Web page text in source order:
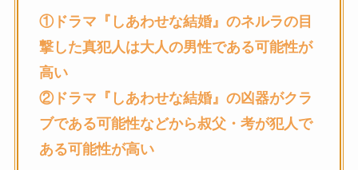
①ドラマ『しあわせな結婚』のネルラの目
撃した真犯人は大人の男性である可能性が
高い
②ドラマ『しあわせな結婚』の凶器がクラ
ブである可能性などから叔父・考が犯人で
ある可能性が高い